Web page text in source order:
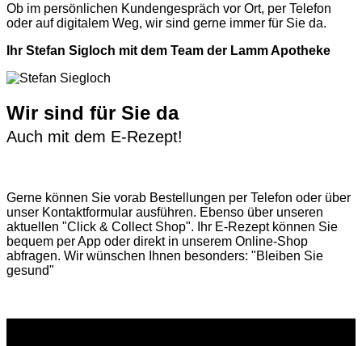
Ob im persönlichen Kundengespräch vor Ort, per Telefon
oder auf digitalem Weg, wir sind gerne immer für Sie da.
Ihr Stefan Sigloch mit dem Team der Lamm Apotheke
Wir sind für Sie da
Auch mit dem E-Rezept!
Gerne können Sie vorab Bestellungen per Telefon oder über
unser Kontaktformular ausführen. Ebenso über unseren
aktuellen "Click & Collect Shop". Ihr E-Rezept können Sie
bequem per App oder direkt in unserem Online-Shop
abfragen. Wir wünschen Ihnen besonders: "Bleiben Sie
gesund"